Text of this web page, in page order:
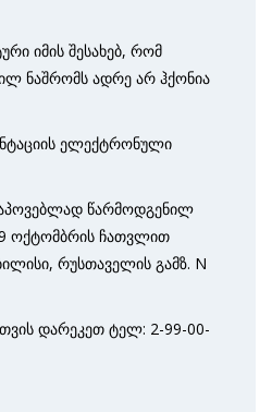
იმის შესახებ, რომ
ნაშრომს ადრე არ ჰქონია
ელექტრონული
წარმოდგენილ
ოქტომბრის ჩათვლით
რუსთაველის გამზ. N
დარეკეთ ტელ: 2-99-00-